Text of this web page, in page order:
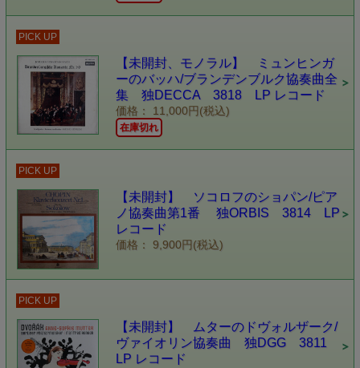
PICK UP
【未開封、モノラル】 ミュンヒンガ
ーのバッハ/ブランデンブルク協奏曲全
集 独DECCA 3818 LP レコード
価格： 11,000円(税込)
在庫切れ
PICK UP
【未開封】 ソコロフのショパン/ピア
ノ協奏曲第1番 独ORBIS 3814 LP
レコード
価格： 9,900円(税込)
PICK UP
【未開封】 ムターのドヴォルザーク/
ヴァイオリン協奏曲 独DGG 3811
LP レコード